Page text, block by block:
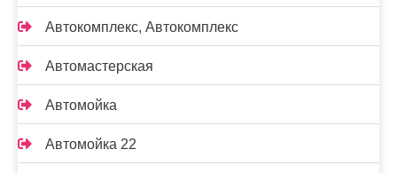
Автокомплекс, Автокомплекс
Автомастерская
Автомойка
Автомойка 22